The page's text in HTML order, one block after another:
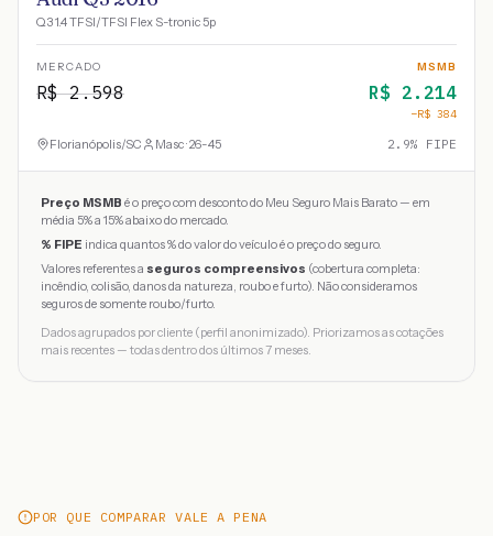
Q3 1.4 TFSI/TFSI Flex S-tronic 5p
MERCADO
R$2.598
MSMB
R$ 2.214
−R$ 384
Florianópolis/SC Masc · 26-45 2.9% FIPE
Preço MSMB é o preço com desconto do Meu Seguro Mais Barato — em
média 5% a 15% abaixo do mercado.
% FIPE indica quantos % do valor do veículo é o preço do seguro.
Valores referentes a seguros compreensivos (cobertura completa:
incêndio, colisão, danos da natureza, roubo e furto). Não consideramos
seguros de somente roubo/furto.
Dados agrupados por cliente (perfil anonimizado). Priorizamos as cotações
mais recentes — todas dentro dos últimos 7 meses.
POR QUE COMPARAR VALE A PENA